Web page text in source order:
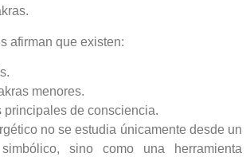
afirman que existen:
menores.
principales de consciencia.
no se estudia únicamente desde un
sino como una herramienta